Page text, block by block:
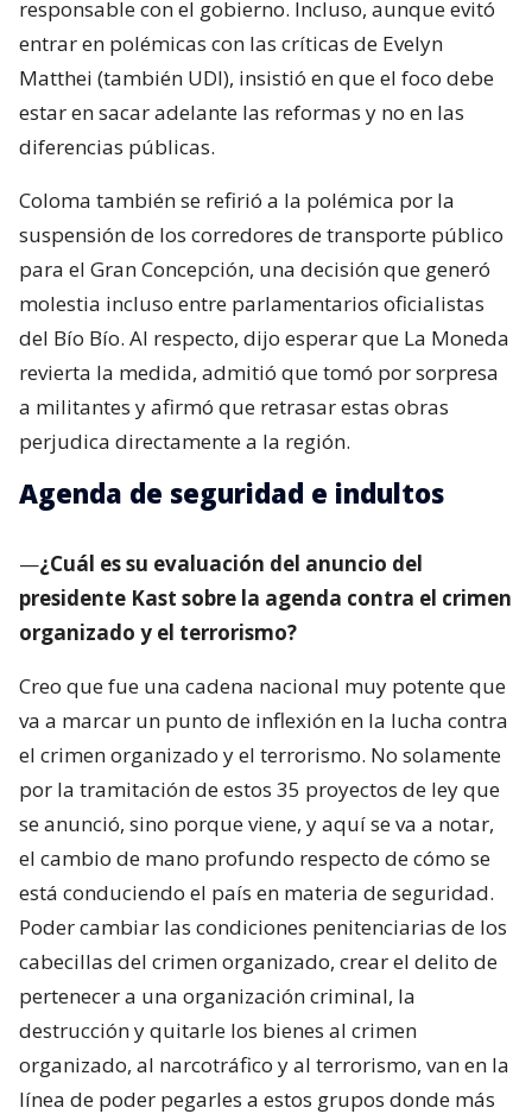
responsable con el gobierno. Incluso, aunque evitó
entrar en polémicas con las críticas de Evelyn
Matthei (también UDI), insistió en que el foco debe
estar en sacar adelante las reformas y no en las
diferencias públicas.
Coloma también se refirió a la polémica por la
suspensión de los corredores de transporte público
para el Gran Concepción, una decisión que generó
molestia incluso entre parlamentarios oficialistas
del Bío Bío. Al respecto, dijo esperar que La Moneda
revierta la medida, admitió que tomó por sorpresa
a militantes y afirmó que retrasar estas obras
perjudica directamente a la región.
Agenda de seguridad e indultos
—¿Cuál es su evaluación del anuncio del
presidente Kast sobre la agenda contra el crimen
organizado y el terrorismo?
Creo que fue una cadena nacional muy potente que
va a marcar un punto de inflexión en la lucha contra
el crimen organizado y el terrorismo. No solamente
por la tramitación de estos 35 proyectos de ley que
se anunció, sino porque viene, y aquí se va a notar,
el cambio de mano profundo respecto de cómo se
está conduciendo el país en materia de seguridad.
Poder cambiar las condiciones penitenciarias de los
cabecillas del crimen organizado, crear el delito de
pertenecer a una organización criminal, la
destrucción y quitarle los bienes al crimen
organizado, al narcotráfico y al terrorismo, van en la
línea de poder pegarles a estos grupos donde más